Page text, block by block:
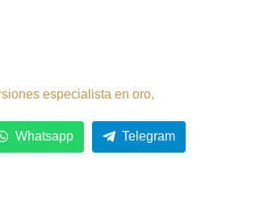
especialista en oro,
Whatsapp Telegram